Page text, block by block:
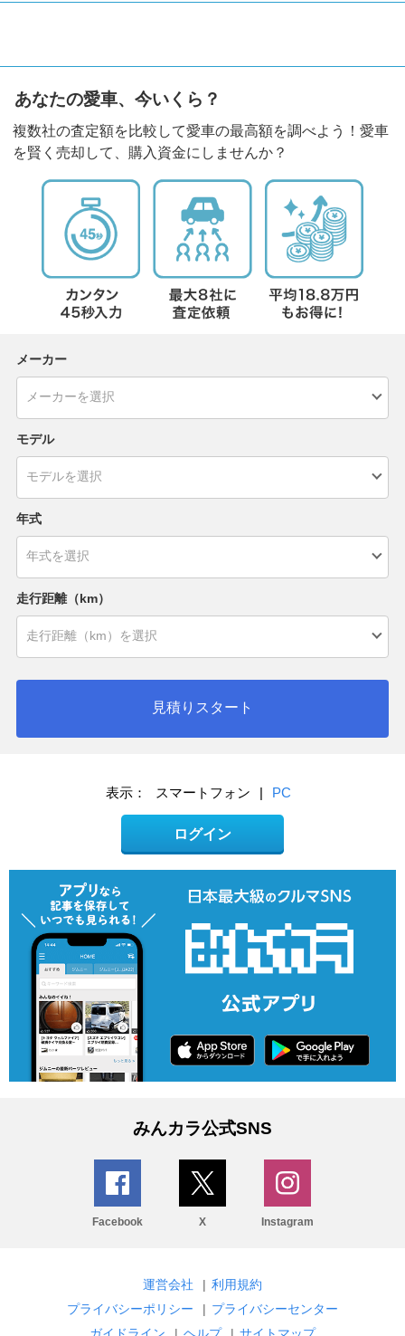
あなたの愛車、今いくら？
複数社の査定額を比較して愛車の最高額を調べよう！愛車
を賢く売却して、購入資金にしませんか？
メーカー
モデル
年式
走行距離（km）
見積りスタート
表示： スマートフォン | PC
ログイン
みんカラ公式SNS
Facebook X Instagram
運営会社 | 利用規約
プライバシーポリシー
| プライバシーセンター